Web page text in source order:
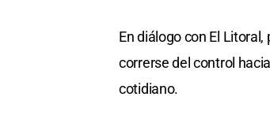
En diálogo con El
correrse del control
cotidiano.